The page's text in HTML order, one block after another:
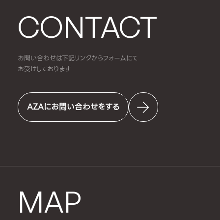
CONTACT
お問い合わせは下記リンクからフォームにて
お受けしております
AZAにお問い合わせをする
MAP